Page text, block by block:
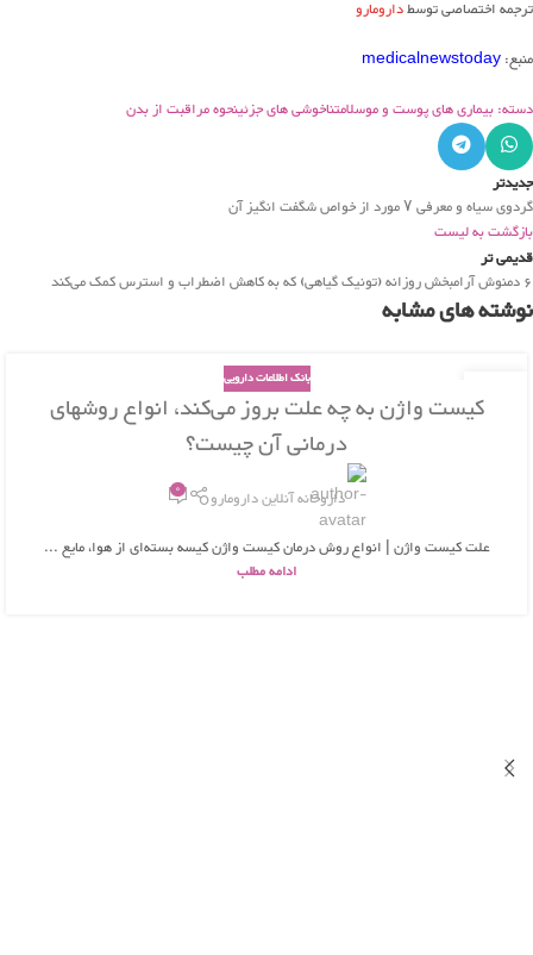
ترجمه اختصاصی توسطدارومارو
منبع:medicalnewstoday
دسته: بیماری های پوست و موسلامتناخوشی های جزئینحوه مراقبت از بدن
جدیدتر
گردوی سیاه و معرفی ۷ مورد از خواص شگفت انگیز آن
بازگشت به لیست
قدیمی تر
۶ دمنوش آرامبخش روزانه (تونیک گیاهی) که به کاهش اضطراب و استرس کمک می‌کند
نوشته های مشابه
26
بانک اطلاعات دارویی
کیست واژن به چه علت بروز می‌کند، انواع روشهای
درمانی آن چیست؟
داروخانه آنلاین دارومارو 0
علت کیست واژن | انواع روش درمان کیست واژن کیسه بسته‌ای از هوا، مایع ...
ادامه مطلب